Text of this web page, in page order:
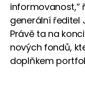
informovanost,“
generální ředitel
Právě ta na
nových fondů,
doplňkem